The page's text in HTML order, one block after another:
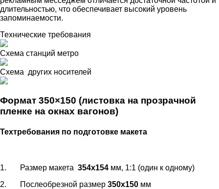
длительностью, что обеспечивает высокий уровень
запоминаемости.
Технические требования
Схема станций метро
Схема других носителей
Формат 350×150 (листовка на прозрачной
пленке на окнах вагонов)
Техтребования по подготовке макета
1. Размер макета 354х154 мм, 1:1 (один к одному)
2. Послеобрезной размер 350х150 мм